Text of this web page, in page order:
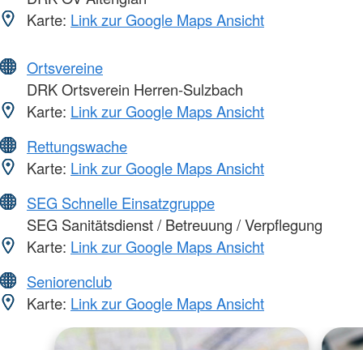
Karte: Link zur Google Maps Ansicht
Ortsvereine
DRK Ortsverein Herren-Sulzbach
Karte: Link zur Google Maps Ansicht
Rettungswache
Karte: Link zur Google Maps Ansicht
SEG Schnelle Einsatzgruppe
SEG Sanitätsdienst / Betreuung / Verpflegung
Karte: Link zur Google Maps Ansicht
Seniorenclub
Karte: Link zur Google Maps Ansicht